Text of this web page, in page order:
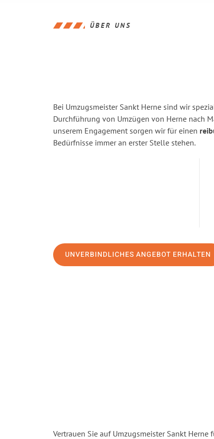
ÜBER UNS
Bei Umzugsmeister Sankt Herne sind wir
Durchführung von Umzügen von Herne nach
unserem Engagement sorgen wir für einen
Bedürfnisse immer an erster Stelle stehen.
UNVERBINDLICHES ANGEBOT ERHALTEN
Vertrauen Sie auf Umzugsmeister Sankt